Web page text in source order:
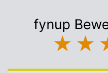
fynup
★ ★